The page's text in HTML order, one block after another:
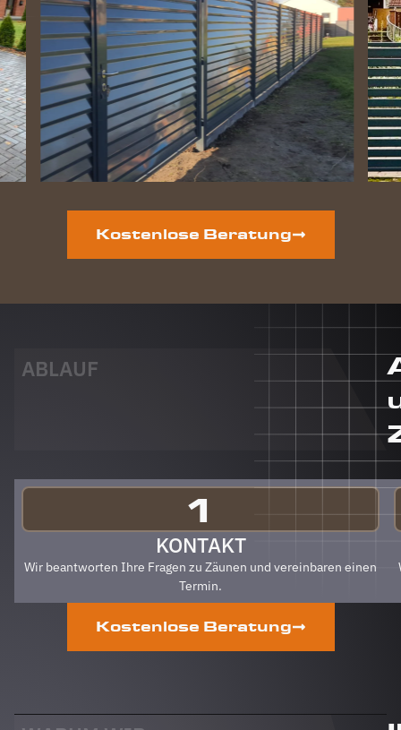
Zaun
perfekt
geworden
und die
Hunde
ihre
gewonnene
Freiheit.
Auf der
Grundstücksseite
ist auch
geplant.
Dieser
jeden Fall
Zäune
gehen.
Klare
von uns!
PS Nach
gab es
und
Abschied
Honig.
Kostenlose Beratung
ABLAUF
1
KONTAKT
Wir beantworten Ihre Fragen zu Zäunen und vereinbaren einen
Termin.
Kostenlose Beratung